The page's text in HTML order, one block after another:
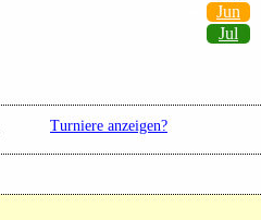
Jun
Jul
Turniere anzeigen?